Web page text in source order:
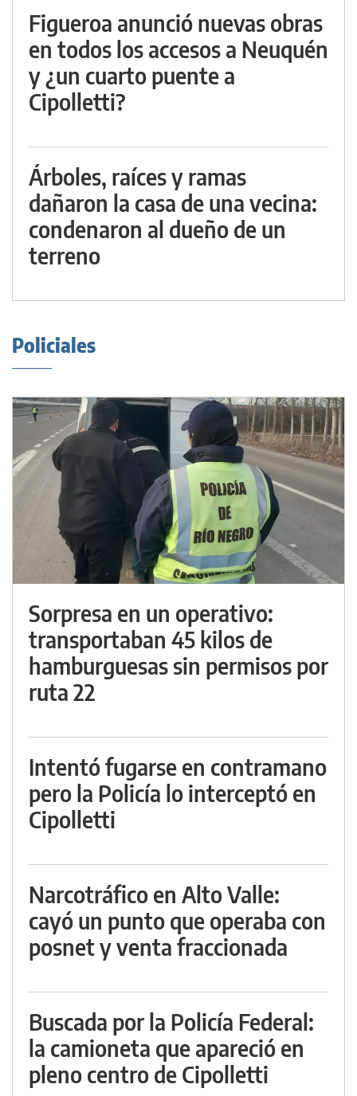
Figueroa anunció nuevas obras
en todos los accesos a Neuquén
y ¿un cuarto puente a
Cipolletti?
Árboles, raíces y ramas
dañaron la casa de una vecina:
condenaron al dueño de un
terreno
Policiales
Sorpresa en un operativo:
transportaban 45 kilos de
hamburguesas sin permisos por
ruta 22
Intentó fugarse en contramano
pero la Policía lo interceptó en
Cipolletti
Narcotráfico en Alto Valle:
cayó un punto que operaba con
posnet y venta fraccionada
Buscada por la Policía Federal:
la camioneta que apareció en
pleno centro de Cipolletti